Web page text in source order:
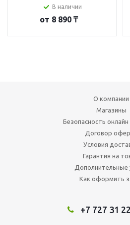
В наличии
от 8 890 ₸
О компании
Магазины
Безопасность
Договор
Условия
Гарантия на
Дополнительные
Как оформить
+7 727 31